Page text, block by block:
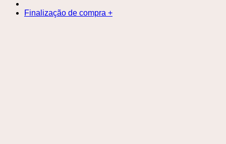
Finalização de compra +